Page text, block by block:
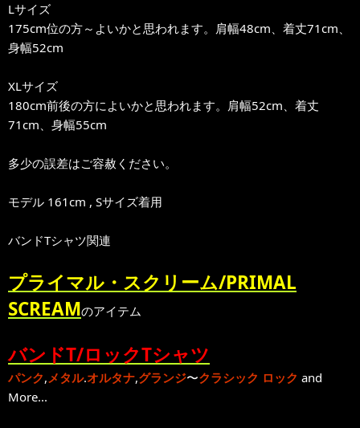
Lサイズ
175cm位の方～よいかと思われます。肩幅48cm、着丈71cm、
身幅52cm
XLサイズ
180cm前後の方によいかと思われます。肩幅52cm、着丈
71cm、身幅55cm
多少の誤差はご容赦ください。
モデル 161cm , Sサイズ着用
バンドTシャツ関連
プライマル・スクリーム/PRIMAL
SCREAMのアイテム
バンドT/ロックTシャツ
パンク,メタル.オルタナ,グランジ〜クラシック ロック and
More...